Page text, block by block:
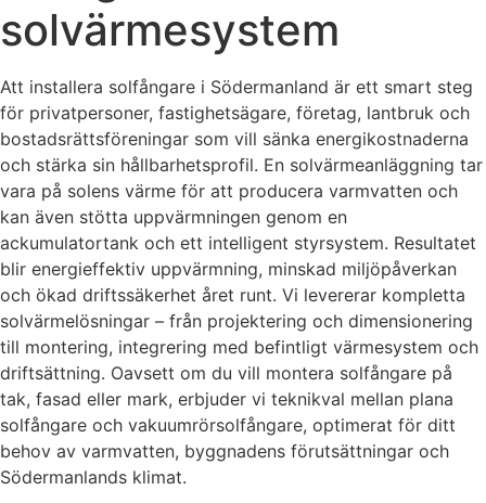
solvärmesystem
Att installera solfångare i Södermanland är ett smart steg
för privatpersoner, fastighetsägare, företag, lantbruk och
bostadsrättsföreningar som vill sänka energikostnaderna
och stärka sin hållbarhetsprofil. En solvärmeanläggning tar
vara på solens värme för att producera varmvatten och
kan även stötta uppvärmningen genom en
ackumulatortank och ett intelligent styrsystem. Resultatet
blir energieffektiv uppvärmning, minskad miljöpåverkan
och ökad driftssäkerhet året runt. Vi levererar kompletta
solvärmelösningar – från projektering och dimensionering
till montering, integrering med befintligt värmesystem och
driftsättning. Oavsett om du vill montera solfångare på
tak, fasad eller mark, erbjuder vi teknikval mellan plana
solfångare och vakuumrörsolfångare, optimerat för ditt
behov av varmvatten, byggnadens förutsättningar och
Södermanlands klimat.